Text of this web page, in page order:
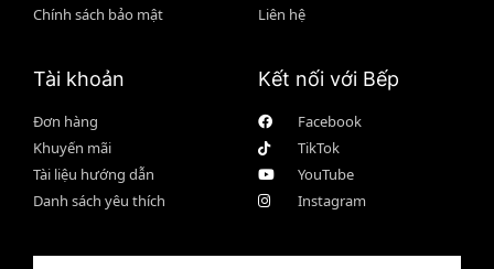
Chính sách bảo mật
Liên hệ
Tài khoản
Đơn hàng
Khuyến mãi
Tài liệu hướng dẫn
Danh sách yêu thích
Kết nối với Bếp
Facebook
TikTok
YouTube
Instagram